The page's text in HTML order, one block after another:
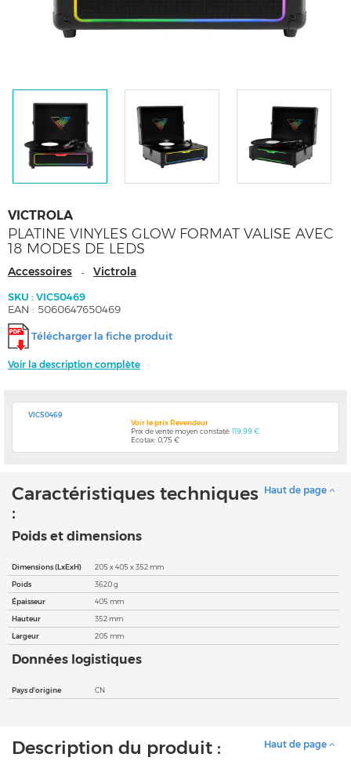
VICTROLA
PLATINE VINYLES GLOW FORMAT VALISE AVEC
18 MODES DE LEDS
Accessoires - Victrola
SKU : VIC50469
EAN : 5060647650469
Télécharger la fiche produit
Voir la description complète
VIC50469
Voir le prix Revendeur
Prix de vente moyen constaté:119,99 €
Ecotax: 0,75 €
Haut de page
Caractéristiques techniques
:
Poids et dimensions
Dimensions (LxExH)
205 x 405 x 352 mm
Poids
3620 g
Épaisseur
405 mm
Hauteur
352 mm
Largeur
205 mm
Données logistiques
Pays d'origine CN
Haut de page
Description du produit :